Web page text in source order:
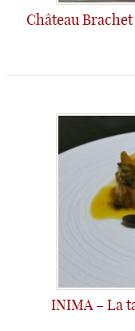
Château
INIMA – La